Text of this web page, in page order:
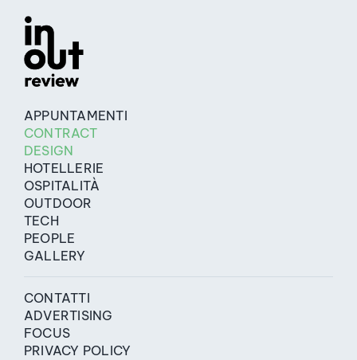
APPUNTAMENTI
CONTRACT
DESIGN
HOTELLERIE
OSPITALITÀ
OUTDOOR
TECH
PEOPLE
GALLERY
CONTATTI
ADVERTISING
FOCUS
PRIVACY POLICY